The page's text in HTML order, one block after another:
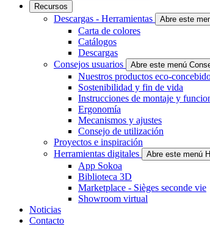
Recursos
Descargas - Herramientas Abre este
Carta de colores
Catálogos
Descargas
Consejos usuarios
Abre este menú
Nuestros productos eco-
Sostenibilidad y fin de vida
Instrucciones de montaje y
Ergonomía
Mecanismos y ajustes
Consejo de utilización
Proyectos e inspiración
Herramientas digitales
Abre este menú
App Sokoa
Biblioteca 3D
Marketplace - Sièges seconde vie
Showroom virtual
Noticias
Contacto